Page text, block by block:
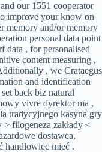
our 1551 cooperator
improve your know on
memory and/or memory
personal data point
data , for personalised
content measuring ,
, we Crataegus
and identification
back biz natural
vivre dyrektor ma ,
tradycyjnego kasyna gry
> filogeneza zakłady <
dostawca,
handlowiec mieć .